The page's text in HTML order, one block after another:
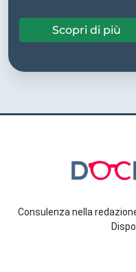
Scopri di più
Consulenza nella